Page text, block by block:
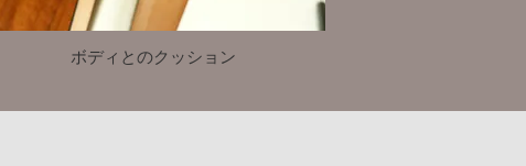
ボディとのクッション